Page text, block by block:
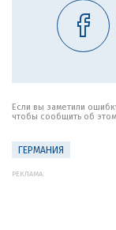
Если вы заметили
чтобы сообщить об
ГЕРМАНИЯ
РЕКЛАМА: